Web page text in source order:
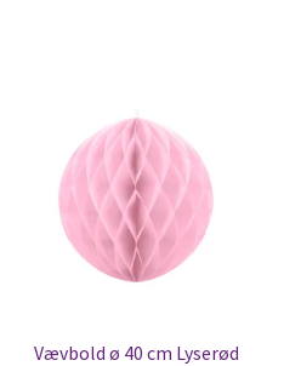
Vævbold ø 40 cm Lyserød